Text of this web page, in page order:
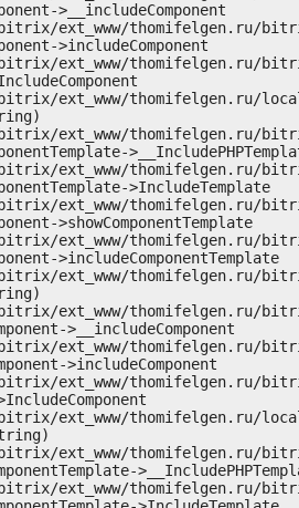
>__includeComponent
>includeComponent
>IncludeTemplate
>showComponentTemplate
>includeComponentTemplate
>__includeComponent
>includeComponent